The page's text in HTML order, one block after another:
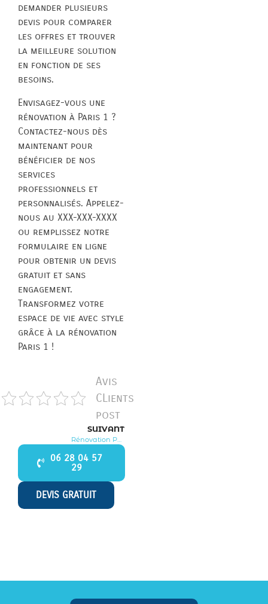
demander plusieurs
devis pour comparer
les offres et trouver
la meilleure solution
en fonction de ses
besoins.
Envisagez-vous une
rénovation à Paris 1 ?
Contactez-nous dès
maintenant pour
bénéficier de nos
services
professionnels et
personnalisés. Appelez-
nous au XXX-XXX-XXXX
ou remplissez notre
formulaire en ligne
pour obtenir un devis
gratuit et sans
engagement.
Transformez votre
espace de vie avec style
grâce à la rénovation
Paris 1 !
Avis
CLients
post
SUIVANT
06 28 04 57
29
DEVIS GRATUIT